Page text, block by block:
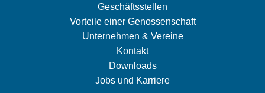
Geschäftsstellen
Vorteile einer Genossenschaft
Unternehmen & Vereine
Kontakt
Downloads
Jobs und Karriere